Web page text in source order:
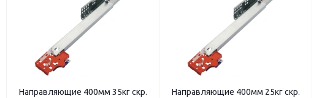
Направляющие 400мм 35кг скр.
Направляющие 400мм 25кг скр.